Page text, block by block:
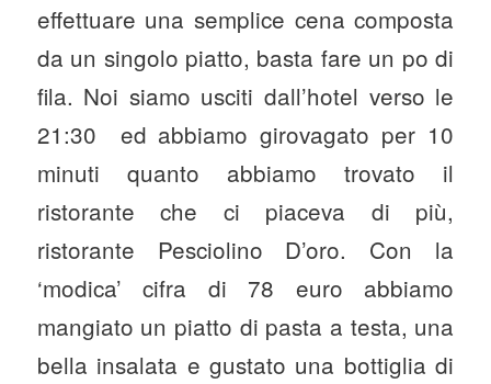
effettuare una semplice cena composta
da un singolo piatto, basta fare un po di
fila. Noi siamo usciti dall’hotel verso le
21:30 ed abbiamo girovagato per 10
minuti quanto abbiamo trovato il
ristorante che ci piaceva di più,
ristorante Pesciolino D’oro. Con la
‘modica’ cifra di 78 euro abbiamo
mangiato un piatto di pasta a testa, una
bella insalata e gustato una bottiglia di